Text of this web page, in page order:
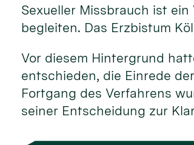
Sexueller Missbrauch ist
begleiten. Das Erzbistum
Vor diesem Hintergrund
entschieden, die Einrede
Fortgang des Verfahrens
seiner Entscheidung zur